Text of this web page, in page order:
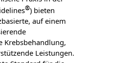
®) bieten
auf einem
Krebsbehandlung,
Leistungen.